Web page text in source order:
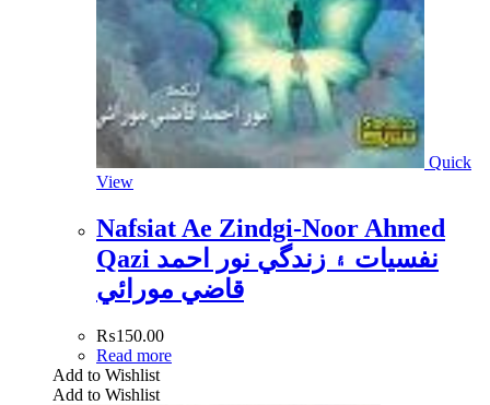
Quick
View
Nafsiat Ae Zindgi-Noor Ahmed
Qazi نفسيات ۽ زندگي نور احمد
قاضي مورائي
₨150.00
Read more
Add to Wishlist
Add to Wishlist